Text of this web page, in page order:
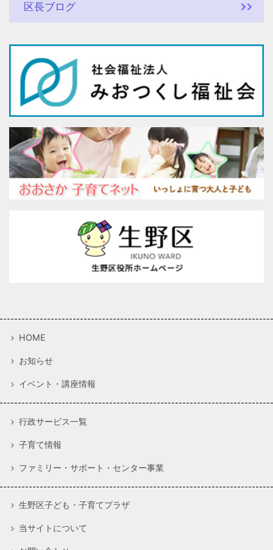
区長ブログ
HOME
お知らせ
イベント・講座情報
行政サービス一覧
子育て情報
ファミリー・サポート・センター事業
生野区子ども・子育てプラザ
当サイトについて